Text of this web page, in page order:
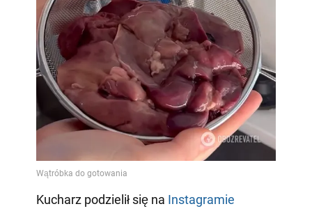
Kucharz podzielił się na Instagramie